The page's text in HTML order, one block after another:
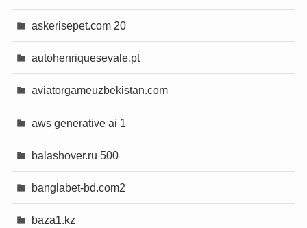
askerisepet.com 20
autohenriquesevale.pt
aviatorgameuzbekistan.com
aws generative ai 1
balashover.ru 500
banglabet-bd.com2
baza1.kz